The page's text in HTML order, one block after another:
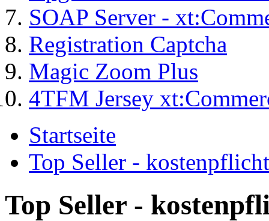
SOAP Server -
Registration Captcha
Magic Zoom Plus
4TFM Jersey
Startseite
Top Seller -
Top Seller -